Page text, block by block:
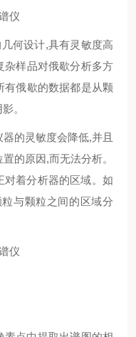
何设计,具有灵敏度高
杂样品对俄歇分析多方
有俄歇的数据都是从颗
。
的灵敏度会降低,并且
原因,而无法分析。
着分析器的区域。如
与颗粒之间的区域分